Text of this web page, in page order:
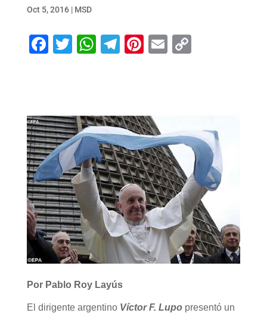
Oct 5, 2016| MSD
Facebook
Twitter
WhatsApp
Telegram
Pinterest
EmailCopy
Por Pablo Roy Layús
El dirigente argentino Víctor F. Lupopresentó un